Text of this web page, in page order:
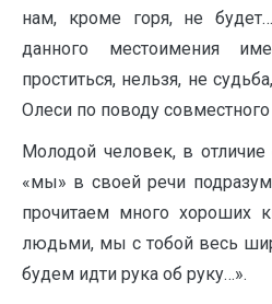
нам, кроме горя, не
данного местоимения
проститься, нельзя, не
Олеси по поводу
Молодой человек, в
«мы» в своей речи
прочитаем много хороших
людьми, мы с тобой весь
будем идти рука об руку…».